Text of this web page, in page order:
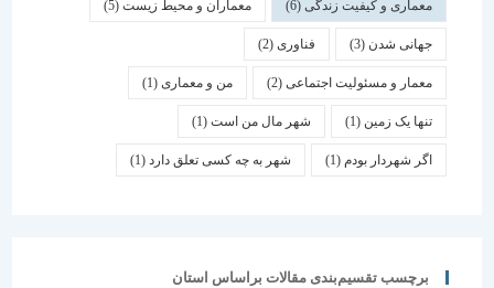
معماری و کیفیت زندگی(6) معماران و محیط زیست(5)
جهانی شدن(3) فناوری (2)
معمار و مسئولیت اجتماعی (2) من و معماری (1)
تنها یک زمین(1) شهر مال من است(1)
اگر شهردار بودم (1) شهر به چه کسی تعلق دارد(1)
برچسب تقسیم‌بندی مقالات براساس استان